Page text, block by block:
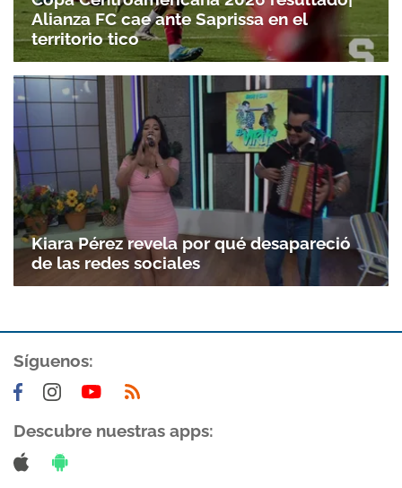
Alianza FC cae ante Saprissa en el
territorio tico
Kiara Pérez revela por qué desapareció
de las redes sociales
Síguenos:
Descubre nuestras apps: